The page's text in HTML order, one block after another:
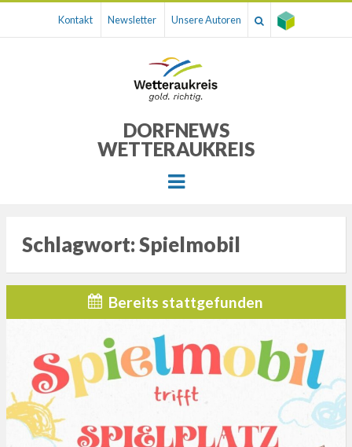
Kontakt Newsletter Unsere Autoren
DORFNEWS
WETTERAUKREIS
Menu
Schlagwort:Spielmobil
Bereits stattgefunden